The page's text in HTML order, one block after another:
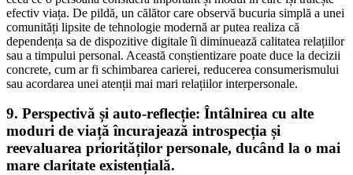
efectiv viața. De pildă, un călător care observă bucuria simplă a unei
comunități lipsite de tehnologie modernă ar putea realiza că
dependența sa de dispozitive digitale îi diminuează calitatea relațiilor
sau a timpului personal. Această conștientizare poate duce la decizii
concrete, cum ar fi schimbarea carierei, reducerea consumerismului
sau acordarea unei atenții mai mari relațiilor interpersonale.
9. Perspectivă și auto-reflecție: Întâlnirea cu alte
moduri de viață încurajează introspecția și
reevaluarea priorităților personale, ducând la o mai
mare claritate existențială.